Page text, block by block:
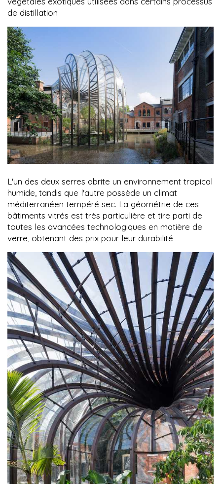
de distillation
L'un des deux serres abrite un environnement tropical
humide, tandis que l'autre possède un climat
méditerranéen tempéré sec. La géométrie de ces
bâtiments vitrés est très particulière et tire parti de
toutes les avancées technologiques en matière de
verre, obtenant des prix pour leur durabilité